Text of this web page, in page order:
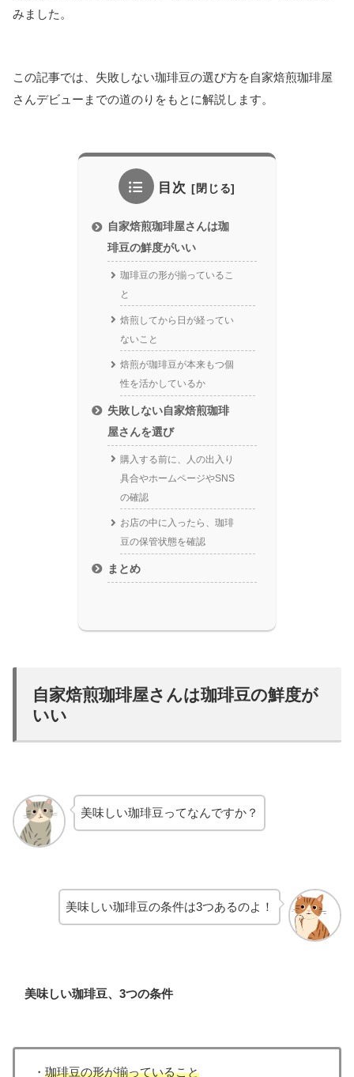
みました。
この記事では、失敗しない珈琲豆の選び方を自家焙煎珈琲屋
さんデビューまでの道のりをもとに解説します。
目次
自家焙煎珈琲屋さんは珈
琲豆の鮮度がいい
珈琲豆の形が揃っているこ
と
焙煎してから日が経ってい
ないこと
焙煎が珈琲豆が本来もつ個
性を活かしているか
失敗しない自家焙煎珈琲
屋さんを選び
購入する前に、人の出入り
具合やホームページやSNS
の確認
お店の中に入ったら、珈琲
豆の保管状態を確認
まとめ
自家焙煎珈琲屋さんは珈琲豆の鮮度が
いい
美味しい珈琲豆ってなんですか？
美味しい珈琲豆の条件は3つあるのよ！
美味しい珈琲豆、3つの条件
・ 珈琲豆の形が揃っていること